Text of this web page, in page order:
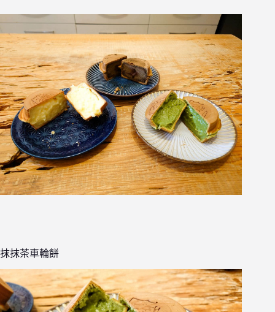
抹抹茶車輪餅